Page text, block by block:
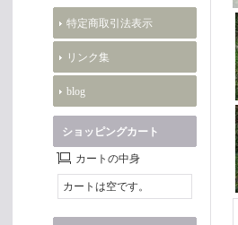
特定商取引法表示
リンク集
blog
ショッピングカート
カートの中身
カートは空です。